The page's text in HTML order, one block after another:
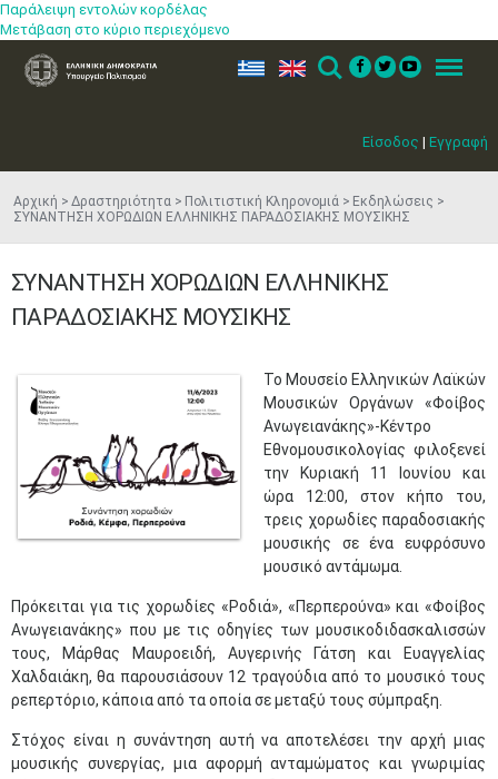
Παράλειψη εντολών κορδέλας
Μετάβαση στο κύριο περιεχόμενο
Είσοδος | Εγγραφή
ελ en Search Menu
Αρχική Δραστηριότητα Πολιτιστική Κληρονομιά
Εκδηλώσεις
ΣΥΝΑΝΤΗΣΗ ΧΟΡΩΔΙΩΝ ΕΛΛΗΝΙΚΗΣ ΠΑΡΑΔΟΣΙΑΚΗΣ ΜΟΥΣΙΚΗΣ
ΣΥΝΑΝΤΗΣΗ ΧΟΡΩΔΙΩΝ ΕΛΛΗΝΙΚΗΣ
ΠΑΡΑΔΟΣΙΑΚΗΣ ΜΟΥΣΙΚΗΣ
​Το Μουσείο Ελληνικών Λαϊκών
Μουσικών Οργάνων «Φοίβος
Ανωγειανάκης»-Κέντρο
Εθνομουσικολογίας φιλοξενεί
την Κυριακή 11 Ιουνίου και
ώρα 12:00, στον κήπο του,
τρεις χορωδίες παραδοσιακής
μουσικής σε ένα ευφρόσυνο
μουσικό αντάμωμα.
Πρόκειται για τις χορωδίες «Ροδιά», «Περπερούνα» και «Φοίβος
Ανωγειανάκης» που με τις οδηγίες των μουσικοδιδασκαλισσών
τους, Μάρθας Μαυροειδή, Αυγερινής Γάτση και Ευαγγελίας
Χαλδαιάκη, θα παρουσιάσουν 12 τραγούδια από το μουσικό τους
ρεπερτόριο, κάποια από τα οποία σε μεταξύ τους σύμπραξη.
Στόχος είναι η συνάντηση αυτή να αποτελέσει την αρχή μιας
μουσικής συνεργίας, μια αφορμή ανταμώματος και γνωριμίας